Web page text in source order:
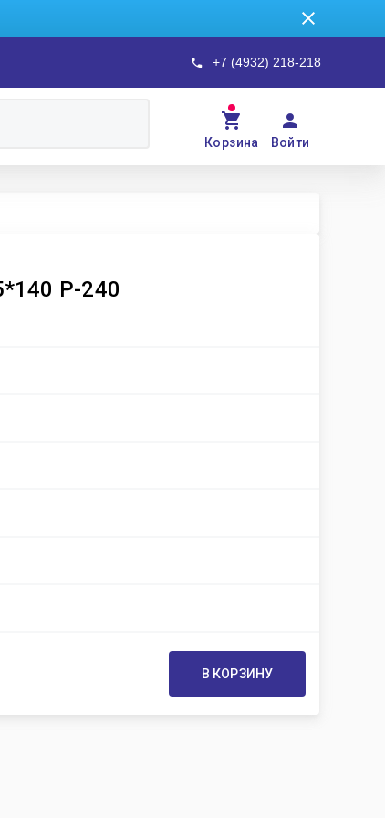
+7 (4932) 218-218
Корзина Войти
Flat-Pad SiaSoft 115*140 P-240
В КОРЗИНУ